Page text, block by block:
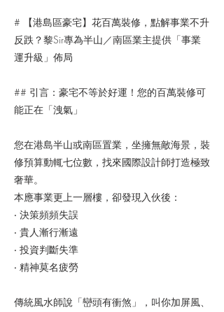
# 【港島區豪宅】花百萬裝修，點解事業不升
反跌？黎Sir專為半山／南區業主提供「事業
運升級」佈局
## 引言：豪宅不等於好運！您的百萬裝修可
能正在「洩氣」
您在港島半山或南區置業，坐擁無敵海景，裝
修預算動輒七位數，找來國際設計師打造極致
奢華。
本應事業更上一層樓，卻發現入伙後：
‧ 決策頻頻失誤
‧ 貴人漸行漸遠
‧ 投資判斷失準
‧ 精神莫名疲勞
傳統風水師說「巒頭有衝煞」，叫你加屏風、